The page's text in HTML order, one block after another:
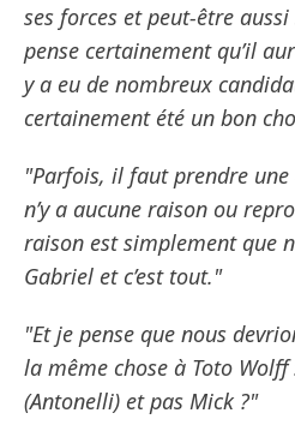
ses forces et peut-être
pense certainement qu’il
y a eu de nombreux
certainement été un bon
"Parfois, il faut prendre une
n’y a aucune raison ou
raison est simplement que
Gabriel et c’est tout."
"Et je pense que nous
la même chose à Toto
(Antonelli) et pas Mick ?"